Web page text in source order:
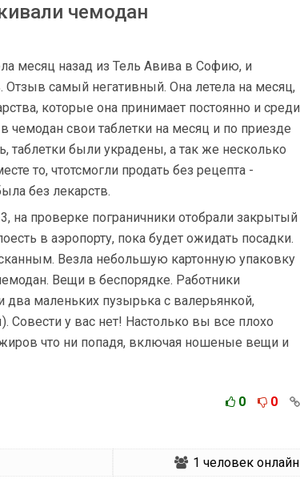
чемодан
месяц назад из Тель Авива в Софию, и
Отзыв самый негативный. Она летела на месяц,
которые она принимает постоянно и среди
чемодан свои таблетки на месяц и по приезде
таблетки были украдены, а так же несколько
то, чтотсмогли продать без рецепта -
без лекарств.
на проверке пограничники отобрали закрытый
в аэропорту, пока будет ожидать посадки.
Везла небольшую картонную упаковку
Вещи в беспорядке. Работники
маленьких пузырька с валерьянкой,
Совести у вас нет! Настолько вы все плохо
что ни попадя, включая ношеные вещи и
0 0
1 человек онлайн